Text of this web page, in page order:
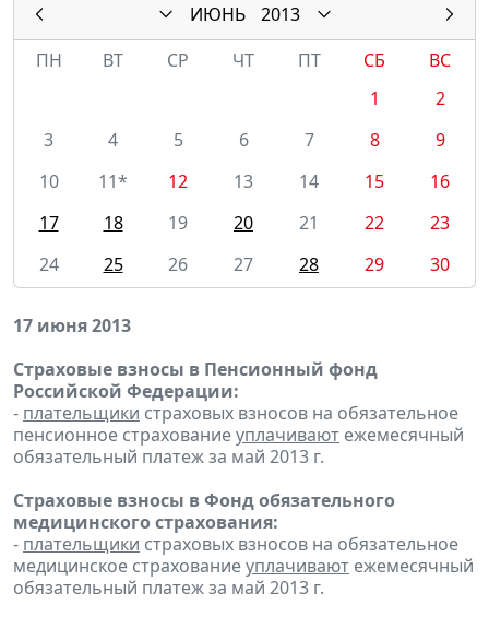
ИЮНЬ
2013
ПН
ВТ СР ЧТ ПТ СБ
ВС
1
2
3
4 5 6 7 8
9
10
11* 12 13 14 15
16
17
18 19 20 21 22
23
24
25 26 27 28 29 30
17 июня 2013
Страховые взносы в Пенсионный фонд
Российской Федерации:
- плательщики страховых взносов на обязательное
пенсионное страхованиеуплачивают ежемесячный
обязательный платеж за май 2013 г.
Страховые взносы в Фонд обязательного
медицинского страхования:
- плательщики страховых взносов на обязательное
медицинское страхованиеуплачивают ежемесячный
обязательный платеж за май 2013 г.